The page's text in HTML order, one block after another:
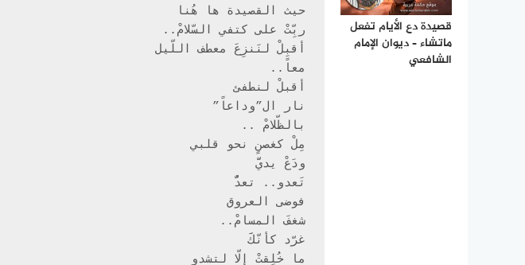
قصيدة دع الأيام تفعل
ماتشاء – ديوان الإمام
الشافعي
أقبِلْ لنَنزِعَ معطف اللّيل
أقبلْ لنطفئ
مِلْ كغصنٍ نحو قلبي
ودَعْ يديَّ
فوضى العروق
غرّد كأنّكََ